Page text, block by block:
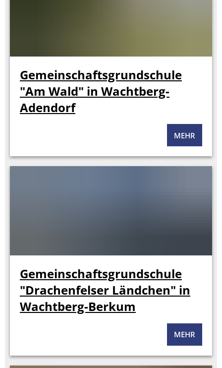
Gemeinschaftsgrundschule
"Am Wald" in Wachtberg-
Adendorf
MEHR
Gemeinschaftsgrundschule
"Drachenfelser Ländchen" in
Wachtberg-Berkum
MEHR